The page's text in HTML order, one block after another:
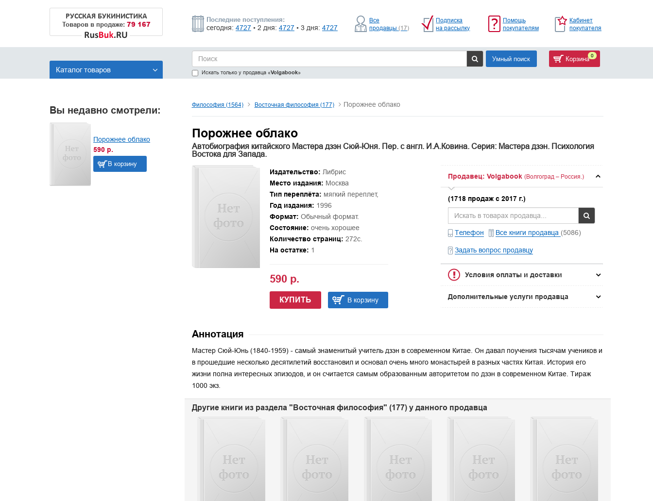
РУССКАЯ БУКИНИСТИКА
Товаров в продаже: 79 167
Последние поступления:
сегодня: 4727 • 2 дня: 4727 • 3 дня: 4727
Все
продавцы (17)
Подписка
на рассылку
Помощь
покупателям
Кабинет
покупателя
Каталог товаров Искать только у продавца «Volgabook»
Умный поиск Корзина 0
Вы недавно смотрели:
Порожнее облако
590 р.
В корзину
Философия (1564) Восточная философия (177) Порожнее облако
Порожнее облако
Автобиография китайского Мастера дзэн Сюй-Юня. Пер. с англ. И.А.Ковина. Серия: Мастера дзэн. Психология
Востока для Запада.
Издательство: Либрис
Место издания: Москва
Тип переплёта: мягкий переплет,
Год издания: 1996
Формат: Обычный формат.
Состояние: очень хорошее
Количество страниц: 272с.
На остатке: 1
590 р.
КУПИТЬ В корзину
Продавец: Volgabook (Волгоград – Россия.)
(1718 продаж с 2017 г.)
Телефон Все книги продавца (5086)
Задать вопрос продавцу
Условия оплаты и доставки
Дополнительные услуги продавца
Аннотация
Мастер Сюй-Юнь (1840-1959) - самый знаменитый учитель дзэн в современном Китае. Он давал поучения тысячам учеников и
в прошедшие несколько десятилетий восстановил и основал очень много монастырей в разных частях Китая. История его
жизни полна интересных эпизодов, и он считается самым образованным авторитетом по дзэн в современном Китае. Тираж
1000 экз.
Другие книги из раздела "Восточная философия" (177) у данного продавца